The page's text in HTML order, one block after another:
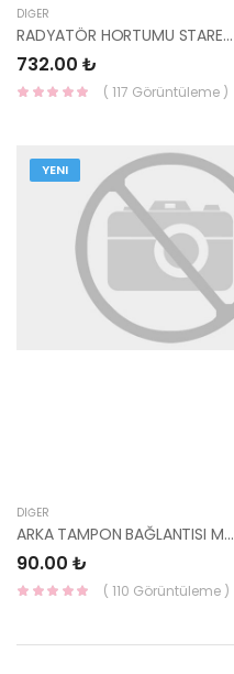
DIĞER
RADYATÖR HORTUMU STAREX PANELVAN 98-06 25411-4A100-YS
732.00 ₺
( 117 Görüntüleme )
YENI
DIĞER
ARKA TAMPON BAĞLANTISI MATRİX 86634-17010-HMC
90.00 ₺
( 110 Görüntüleme )